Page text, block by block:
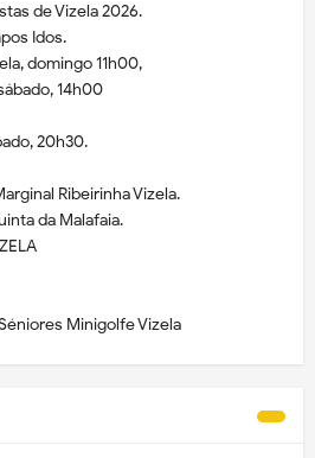
de Vizela 2026.
Idos.
domingo 11h00,
14h00
20h30.
Ribeirinha Vizela.
da Malafaia.
Minigolfe Vizela